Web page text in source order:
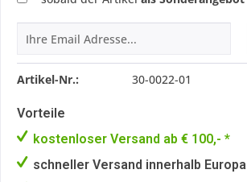
Artikel-Nr.: 30-0022-01
Vorteile
kostenloser Versand ab € 100,- *
schneller Versand innerhalb Europa